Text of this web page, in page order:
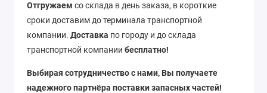
Отгружаем со склада в день заказа, в короткие
сроки доставим до терминала транспортной
компании. Доставка по городу и до склада
транспортной компании бесплатно!
Выбирая сотрудничество с нами, Вы получаете
надежного партнёра поставки запасных частей!